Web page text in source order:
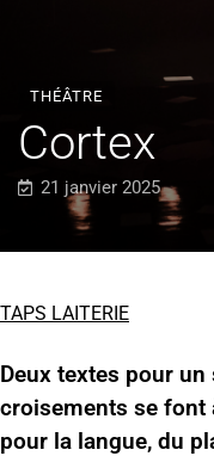
THÉÂTRE
Cortex
21 janvier 2025
TAPS LAITERIE
Deux textes pour
croisements se font
pour la langue, du